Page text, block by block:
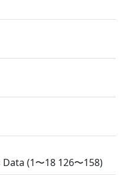
(1〜18 126〜158)